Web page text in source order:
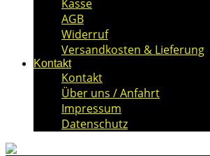
Kasse
AGB
Widerruf
Versandkosten & Lieferung
Kontakt
Kontakt
Über uns / Anfahrt
Impressum
Datenschutz